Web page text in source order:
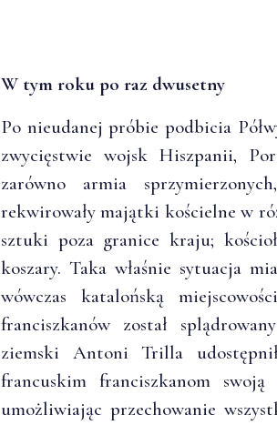
W tym roku po raz dwusetny
Po nieudanej próbie podbicia
zwycięstwie wojsk Hiszpanii,
zarówno armia
rekwirowały majątki kościelne w
sztuki poza granice kraju;
koszary. Taka właśnie sytuacja
wówczas katalońską
franciszkanów został
ziemski Antoni Trilla
francuskim franciszkanom
umożliwiając przechowanie